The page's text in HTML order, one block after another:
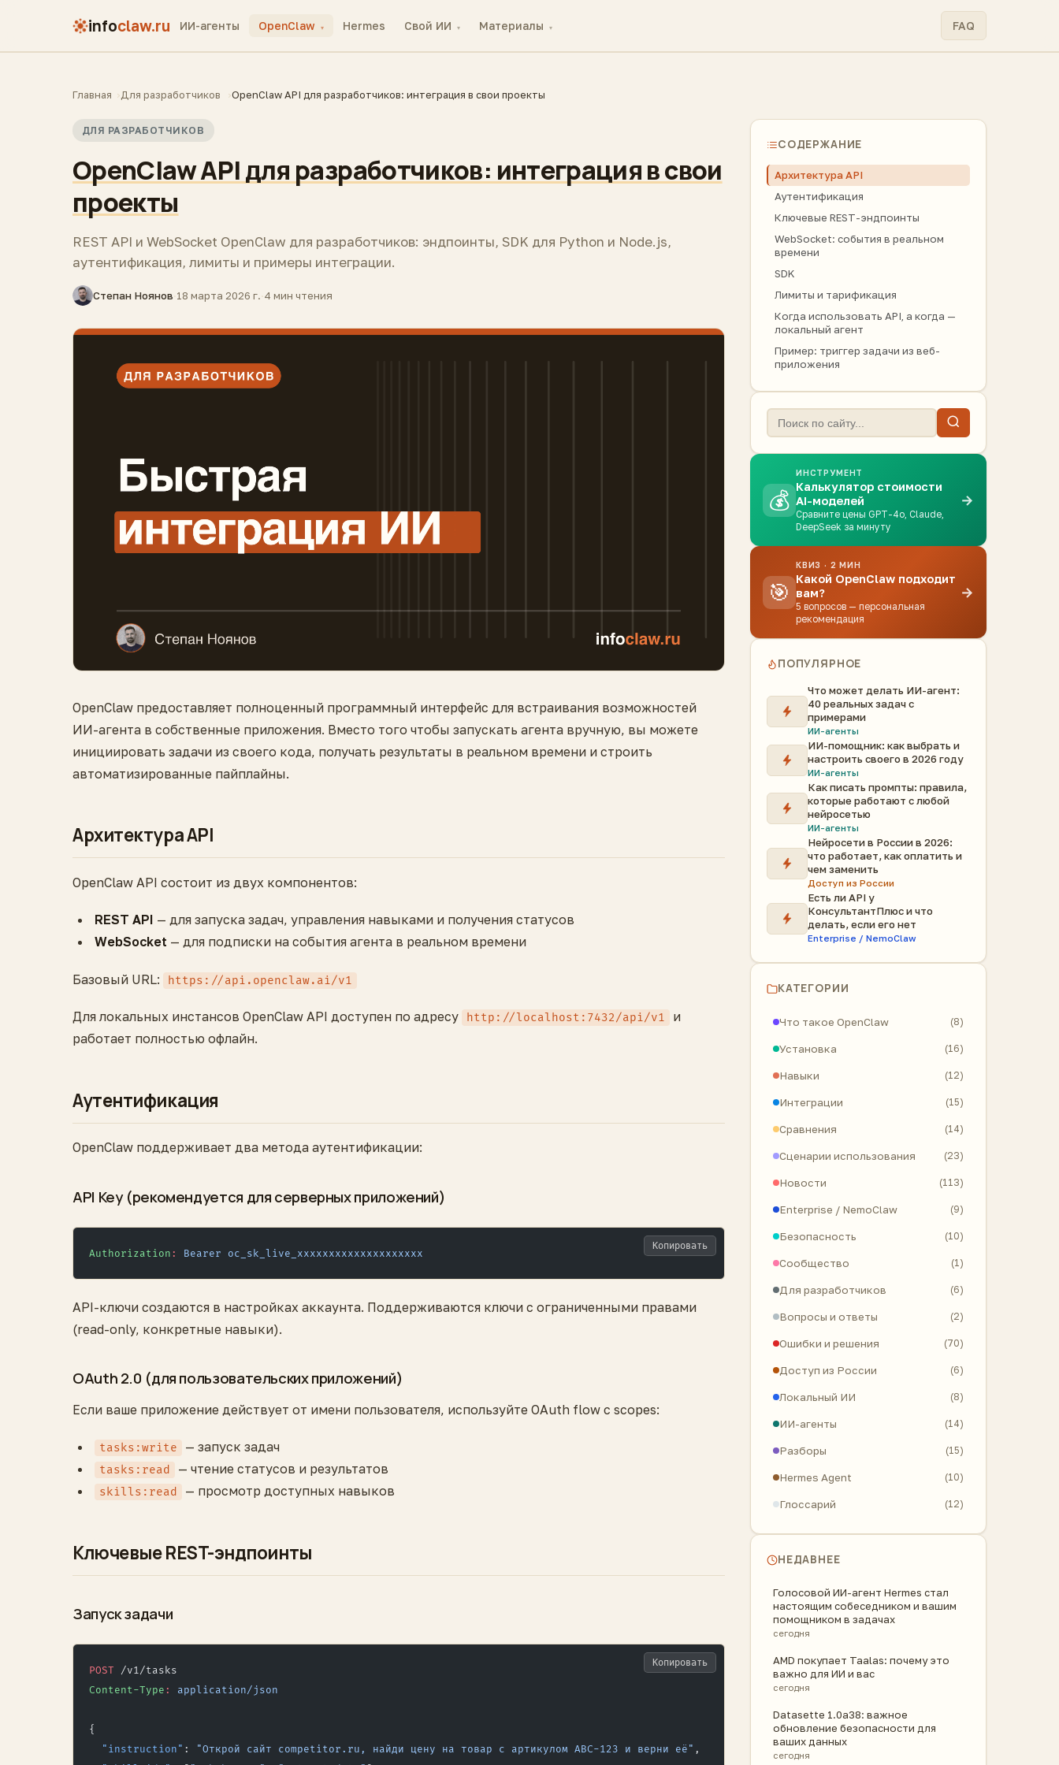
infoclaw.ru ИИ-агенты OpenClaw ▾ Hermes Свой ИИ ▾ Материалы ▾ FAQ
Главная Для разработчиков OpenClaw API для разработчиков: интеграция в свои проекты
ДЛЯ РАЗРАБОТЧИКОВ
OpenClaw API для разработчиков: интеграция в свои
проекты
REST API и WebSocket OpenClaw для разработчиков: эндпоинты, SDK для Python и Node.js,
аутентификация, лимиты и примеры интеграции.
Степан Ноянов·18 марта 2026 г.·4 мин чтения
OpenClaw предоставляет полноценный программный интерфейс для встраивания возможностей
ИИ-агента в собственные приложения. Вместо того чтобы запускать агента вручную, вы можете
инициировать задачи из своего кода, получать результаты в реальном времени и строить
автоматизированные пайплайны.
Архитектура API
OpenClaw API состоит из двух компонентов:
REST API — для запуска задач, управления навыками и получения статусов
WebSocket — для подписки на события агента в реальном времени
Базовый URL: https://api.openclaw.ai/v1
Для локальных инстансов OpenClaw API доступен по адресу http://localhost:7432/api/v1
и
работает полностью офлайн.
Аутентификация
OpenClaw поддерживает два метода аутентификации:
API Key (рекомендуется для серверных приложений)
Authorization : Bearer oc_sk_live_xxxxxxxxxxxxxxxxxxxx
Копировать
API-ключи создаются в настройках аккаунта. Поддерживаются ключи с ограниченными правами
(read-only, конкретные навыки).
OAuth 2.0 (для пользовательских приложений)
Если ваше приложение действует от имени пользователя, используйте OAuth flow с scopes:
tasks:write — запуск задач
tasks:read — чтение статусов и результатов
skills:read — просмотр доступных навыков
Ключевые REST-эндпоинты
Запуск задачи
POST /v1/tasks
Content-Type : application/json
{
  "instruction"
: "Открой сайт competitor.ru, найди цену на товар с артикулом ABC-123 и верни её" ,
Копировать
СОДЕРЖАНИЕ
Архитектура API
Аутентификация
Ключевые REST-эндпоинты
WebSocket: события в реальном
времени
SDK
Лимиты и тарификация
Когда использовать API, а когда —
локальный агент
Пример: триггер задачи из веб-
приложения
💰
ИНСТРУМЕНТ
Калькулятор стоимости
AI-моделей
Сравните цены GPT-4o, Claude,
DeepSeek за минуту
→
🎯
КВИЗ · 2 МИН
Какой OpenClaw подходит
вам?
5 вопросов — персональная
рекомендация
→
ПОПУЛЯРНОЕ
Что может делать ИИ-агент:
40 реальных задач с
примерами
ИИ-агенты
ИИ-помощник: как выбрать и
настроить своего в 2026 году
ИИ-агенты
Как писать промпты: правила,
которые работают с любой
нейросетью
ИИ-агенты
Нейросети в России в 2026:
что работает, как оплатить и
чем заменить
Доступ из России
Есть ли API у
КонсультантПлюс и что
делать, если его нет
Enterprise / NemoClaw
КАТЕГОРИИ
Что такое OpenClaw (8)
Установка (16)
Навыки (12)
Интеграции (15)
Сравнения (14)
Сценарии использования (23)
Новости (113)
Enterprise / NemoClaw (9)
Безопасность (10)
Сообщество (1)
Для разработчиков (6)
Вопросы и ответы (2)
Ошибки и решения (70)
Доступ из России (6)
Локальный ИИ (8)
ИИ-агенты (14)
Разборы (15)
Hermes Agent (10)
Глоссарий (12)
НЕДАВНЕЕ
Голосовой ИИ-агент Hermes стал
настоящим собеседником и вашим
помощником в задачах
сегодня
AMD покупает Taalas: почему это
важно для ИИ и вас
сегодня
Datasette 1.0a38: важное
обновление безопасности для
ваших данных
сегодня